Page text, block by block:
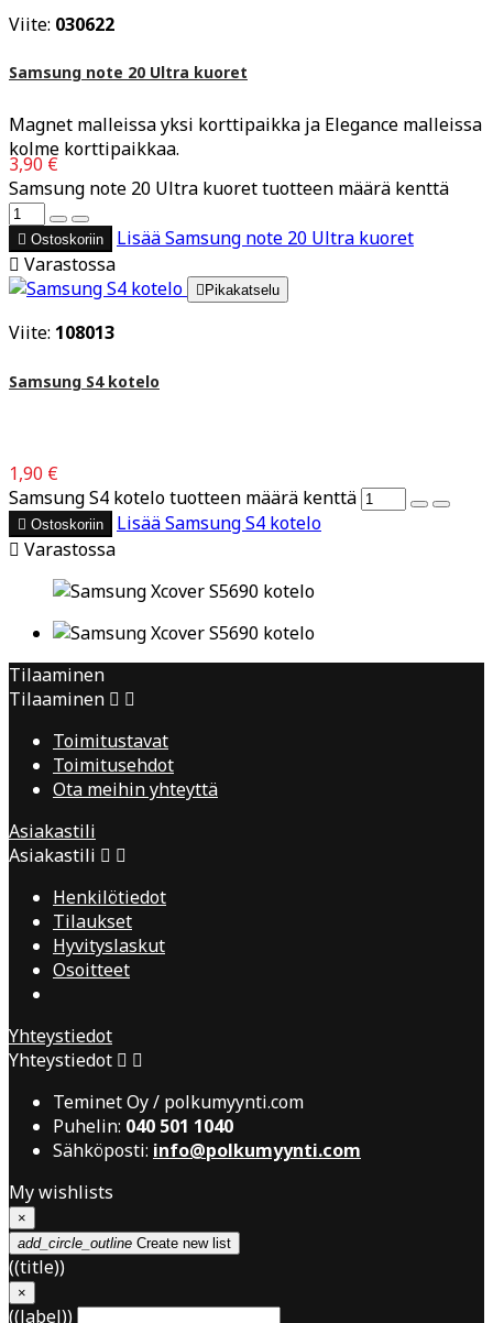
Viite: 030622
Samsung note 20 Ultra kuoret
Magnet malleissa yksi korttipaikka ja Elegance malleissa
kolme korttipaikkaa.
3,90 €
Samsung note 20 Ultra kuoret tuotteen määrä kenttä
 Ostoskoriin LisääSamsung note 20 Ultra kuoret
 Varastossa
 Pikakatselu
Viite: 108013
Samsung S4 kotelo
1,90 €
Samsung S4 kotelo tuotteen määrä kenttä
 Ostoskoriin LisääSamsung S4 kotelo
 Varastossa
Tilaaminen
Tilaaminen  
Toimitustavat
Toimitusehdot
Ota meihin yhteyttä
Asiakastili
Asiakastili  
Henkilötiedot
Tilaukset
Hyvityslaskut
Osoitteet
Yhteystiedot
Yhteystiedot  
Teminet Oy / polkumyynti.com
Puhelin: 040 501 1040
Sähköposti: info@polkumyynti.com
My wishlists
×
add_circle_outline Create new list
((title))
×
((label))